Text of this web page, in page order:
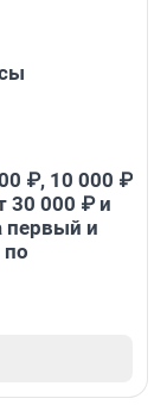
₽, 10 000 ₽
30 000 ₽ и
первый и